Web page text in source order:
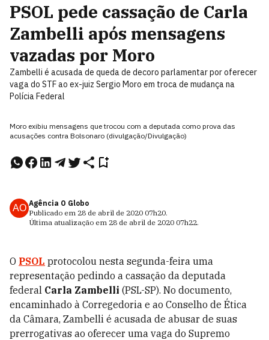
PSOL pede cassação de Carla
Zambelli após mensagens
vazadas por Moro
Zambelli é acusada de queda de decoro parlamentar por oferecer
vaga do STF ao ex-juiz Sergio Moro em troca de mudança na
Polícia Federal
Moro exibiu mensagens que trocou com a deputada como prova das
acusações contra Bolsonaro (divulgação/Divulgação)
AO Agência O Globo
Publicado em 28 de abril de 2020 07h20.
Última atualização em 28 de abril de 2020 07h22.
O PSOL protocolou nesta segunda-feira uma
representação pedindo a cassação da deputada
federal Carla Zambelli (PSL-SP). No documento,
encaminhado à Corregedoria e ao Conselho de Ética
da Câmara, Zambelli é acusada de abusar de suas
prerrogativas ao oferecer uma vaga do Supremo